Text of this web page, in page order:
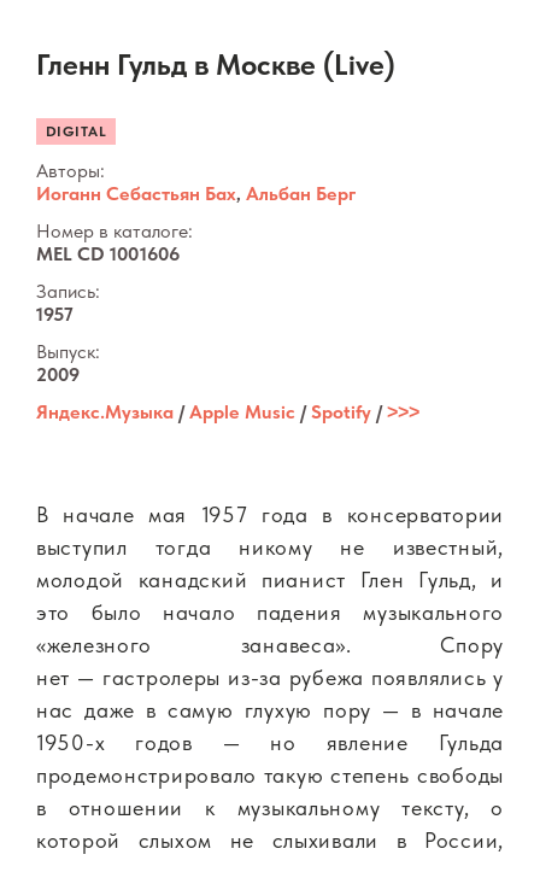
Гленн Гульд в Москве (Live)
DIGITAL
Авторы:
Иоганн Себастьян Бах, Альбан Берг
Номер в каталоге:
MEL CD 1001606
Запись:
1957
Выпуск:
2009
Яндекс.Музыка /Apple Music /Spotify /˃˃˃
В начале мая 1957 года в консерватории
выступил тогда никому не известный,
молодой канадский пианист Глен Гульд, и
это было начало падения музыкального
«железного занавеса». Спору
нет — гастролеры из-за рубежа появлялись у
нас даже в самую глухую пору — в начале
1950-х годов — но явление Гульда
продемонстрировало такую степень свободы
в отношении к музыкальному тексту, о
которой слыхом не слыхивали в России,